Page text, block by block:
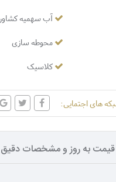
آب سهمیه
محوطه سازی
کلاسیک
های اجتمایی:
قیمت به روز و مشخصات